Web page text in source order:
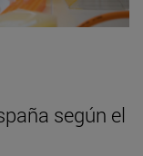
según el